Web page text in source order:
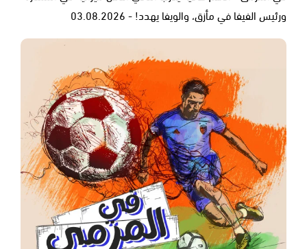
ورئيس الفيفا في مأزق، والويفا يهدد! - 03.08.2026